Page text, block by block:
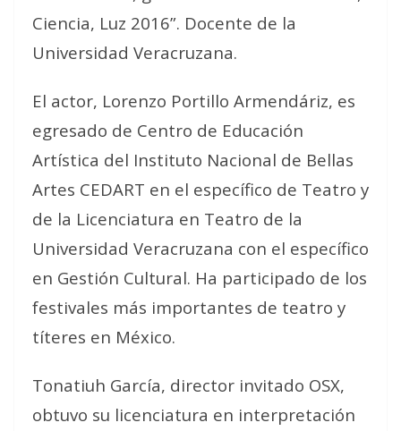
Ciencia, Luz 2016”. Docente de la
Universidad Veracruzana.
El actor, Lorenzo Portillo Armendáriz, es
egresado de Centro de Educación
Artística del Instituto Nacional de Bellas
Artes CEDART en el específico de Teatro y
de la Licenciatura en Teatro de la
Universidad Veracruzana con el específico
en Gestión Cultural. Ha participado de los
festivales más importantes de teatro y
títeres en México.
Tonatiuh García, director invitado OSX,
obtuvo su licenciatura en interpretación